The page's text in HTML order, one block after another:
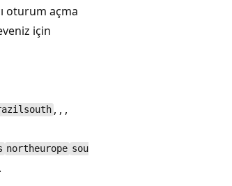
oturum açma
için
, , ,
northeurope sou